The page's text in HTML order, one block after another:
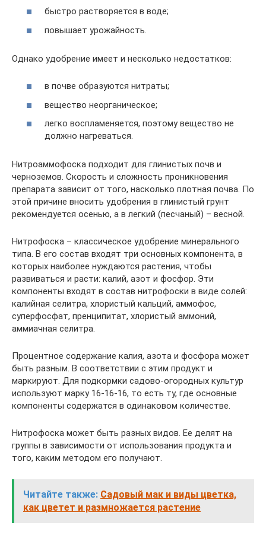
быстро растворяется в воде;
повышает урожайность.
Однако удобрение имеет и несколько недостатков:
в почве образуются нитраты;
вещество неорганическое;
легко воспламеняется, поэтому вещество не
должно нагреваться.
Нитроаммофоска подходит для глинистых почв и
черноземов. Скорость и сложность проникновения
препарата зависит от того, насколько плотная почва. По
этой причине вносить удобрения в глинистый грунт
рекомендуется осенью, а в легкий (песчаный) – весной.
Нитрофоска – классическое удобрение минерального
типа. В его состав входят три основных компонента, в
которых наиболее нуждаются растения, чтобы
развиваться и расти: калий, азот и фосфор. Эти
компоненты входят в состав нитрофоски в виде солей:
калийная селитра, хлористый кальций, аммофос,
суперфосфат, пренципитат, хлористый аммоний,
аммиачная селитра.
Процентное содержание калия, азота и фосфора может
быть разным. В соответствии с этим продукт и
маркируют. Для подкормки садово-огородных культур
используют марку 16-16-16, то есть ту, где основные
компоненты содержатся в одинаковом количестве.
Нитрофоска может быть разных видов. Ее делят на
группы в зависимости от использования продукта и
того, каким методом его получают.
Читайте также: Садовый мак и виды цветка,
как цветет и размножается растение